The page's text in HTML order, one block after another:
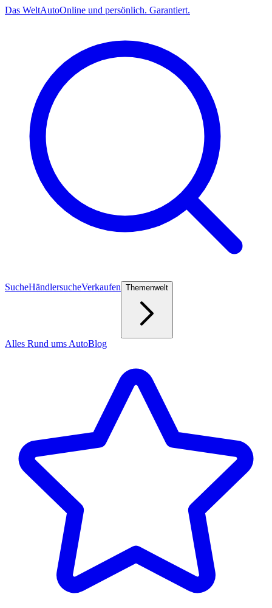
Das WeltAutoOnline und persönlich. Garantiert.
SucheHändlersucheVerkaufen Themenwelt
Alles Rund ums AutoBlog